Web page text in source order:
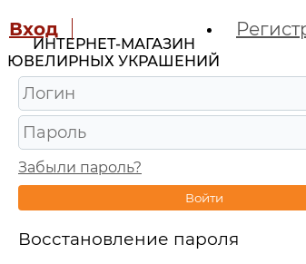
ИНТЕРНЕТ-МАГАЗИН
ЮВЕЛИРНЫХ УКРАШЕНИЙ
Вход
Забыли пароль?
Войти
Восстановление пароля